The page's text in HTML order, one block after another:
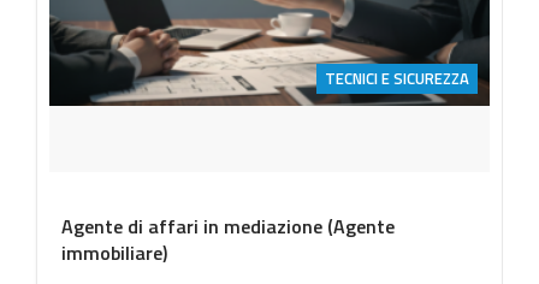
TECNICI E SICUREZZA
Agente di affari in mediazione (Agente
immobiliare)